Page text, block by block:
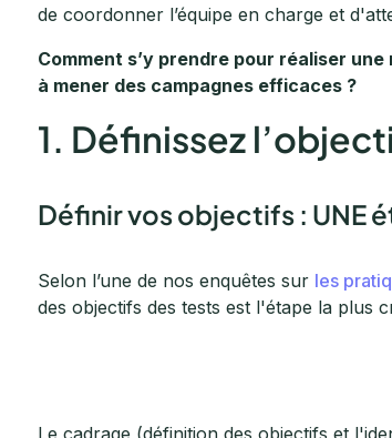
de coordonner l’équipe en charge et
Comment s’y prendre pour réaliser
à mener des campagnes efficaces ?
1. Définissez
Définir vos objectifs : UNE
Selon l’une de nos enquêtes sur les
des objectifs des tests est l'étape la plus
Le cadrage (définition des objectifs et